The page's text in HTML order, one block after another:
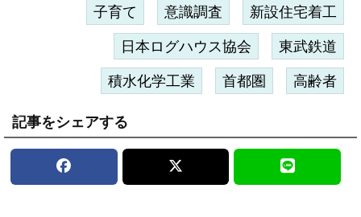
子育て 意識調査 新設住宅着工
日本ログハウス協会 東武鉄道
積水化学工業 首都圏 高齢者
記事をシェアする